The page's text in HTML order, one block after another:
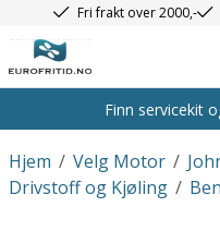
Fri frakt over 2000,-
Finn servicekit
/
Hjem /
Velg Motor
/
Drivstoff og Kjøling